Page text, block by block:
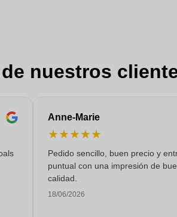
nuestros
Anne-Marie
★★★★★
Pedido sencillo, buen precio y
puntual con una impresión de
calidad.
18/06/2026